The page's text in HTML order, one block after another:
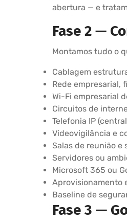
abertura — e
Fase 2 —
Montamos tudo o
Cablagem
Rede empresarial,
Wi-Fi empresarial
Circuitos de
Telefonia IP
Videovigilância e
Salas de reunião e
Servidores ou
Microsoft 365 ou
Aprovisionamento
Baseline de
Fase 3 —